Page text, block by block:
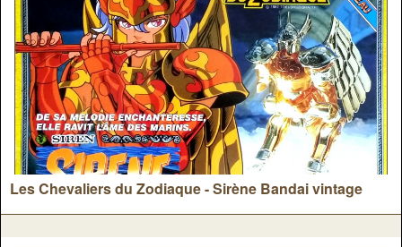
Les Chevaliers du Zodiaque - Sirène Bandai vintage